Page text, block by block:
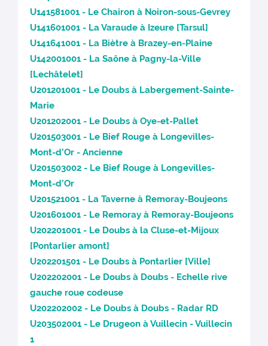
U141581001 - Le Chairon à Noiron-sous-Gevrey
U141601001 - La Varaude à Izeure [Tarsul]
U141641001 - La Biètre à Brazey-en-Plaine
U142001001 - La Saône à Pagny-la-Ville
[Lechâtelet]
U201201001 - Le Doubs à Labergement-Sainte-
Marie
U201202001 - Le Doubs à Oye-et-Pallet
U201503001 - Le Bief Rouge à Longevilles-
Mont-d’Or - Ancienne
U201503002 - Le Bief Rouge à Longevilles-
Mont-d’Or
U201521001 - La Taverne à Remoray-Boujeons
U201601001 - Le Remoray à Remoray-Boujeons
U202201001 - Le Doubs à la Cluse-et-Mijoux
[Pontarlier amont]
U202201501 - Le Doubs à Pontarlier [Ville]
U202202001 - Le Doubs à Doubs - Echelle rive
gauche roue codeuse
U202202002 - Le Doubs à Doubs - Radar RD
U203502001 - Le Drugeon à Vuillecin - Vuillecin
1